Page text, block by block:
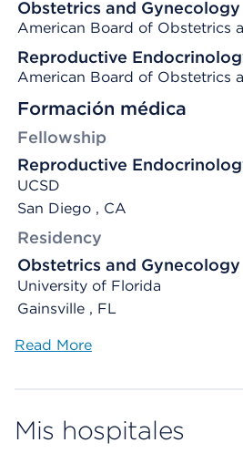
Obstetrics and Gynecology
American Board of Obstetrics
Reproductive
American Board of Obstetrics
Formación médica
Fellowship
Reproductive
UCSD
San Diego , CA
Residency
Obstetrics and Gynecology
University of Florida
Gainsville , FL
Read More
Mis hospitales